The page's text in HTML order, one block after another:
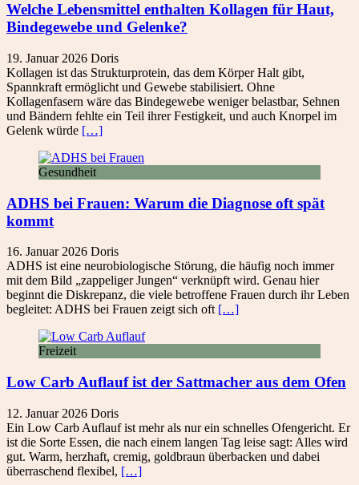
Welche Lebensmittel enthalten Kollagen für Haut,
Bindegewebe und Gelenke?
19. Januar 2026 Doris
Kollagen ist das Strukturprotein, das dem Körper Halt gibt,
Spannkraft ermöglicht und Gewebe stabilisiert. Ohne
Kollagenfasern wäre das Bindegewebe weniger belastbar, Sehnen
und Bändern fehlte ein Teil ihrer Festigkeit, und auch Knorpel im
Gelenk würde […]
Gesundheit
ADHS bei Frauen: Warum die Diagnose oft spät
kommt
16. Januar 2026 Doris
ADHS ist eine neurobiologische Störung, die häufig noch immer
mit dem Bild „zappeliger Jungen“ verknüpft wird. Genau hier
beginnt die Diskrepanz, die viele betroffene Frauen durch ihr Leben
begleitet: ADHS bei Frauen zeigt sich oft […]
Freizeit
Low Carb Auflauf ist der Sattmacher aus dem Ofen
12. Januar 2026 Doris
Ein Low Carb Auflauf ist mehr als nur ein schnelles Ofengericht. Er
ist die Sorte Essen, die nach einem langen Tag leise sagt: Alles wird
gut. Warm, herzhaft, cremig, goldbraun überbacken und dabei
überraschend flexibel, […]